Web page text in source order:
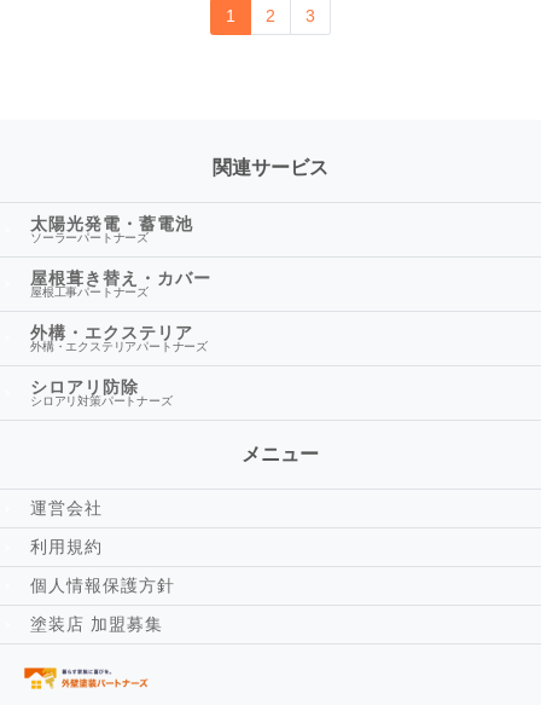
1 2 3
運営会社
利用規約
個人情報保護方針
塗装店 加盟募集
関連サービス
太陽光発電・蓄電池
ソーラーパートナーズ
屋根葺き替え・カバー
屋根工事パートナーズ
外構・エクステリア
外構・エクステリアパートナーズ
シロアリ防除
シロアリ対策パートナーズ
メニュー